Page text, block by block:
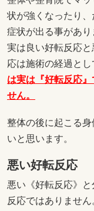
状が強くなったり
症状が出る事があり
実は良い好転反応
応は施術の経過とし
は実は『好転反応
せん。
整体の後に起こる
いと思います。
悪い好転反応
悪い《好転反応》
反応ではありませ